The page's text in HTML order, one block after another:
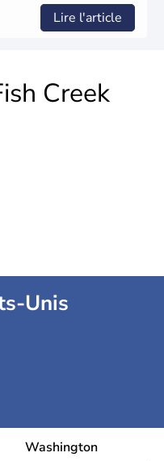
Lire l'article
Creek
Unis
Washington